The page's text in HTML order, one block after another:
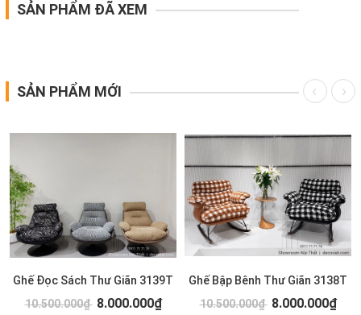
SẢN PHẨM ĐÃ XEM
SẢN PHẨM MỚI
Ghế Đọc Sách Thư Giãn 3139T
10.500.000₫ 8.000.000₫
Ghế Bập Bênh Thư Giãn 3138T
10.500.000₫ 8.000.000₫